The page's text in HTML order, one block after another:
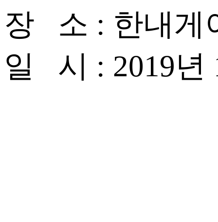
장 소 : 한내게
일 시 : 2019년